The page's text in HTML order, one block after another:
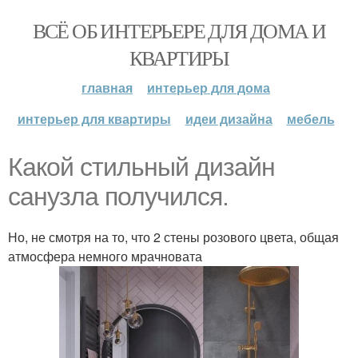
ВСЁ ОБ ИНТЕРЬЕРЕ ДЛЯ ДОМА И
КВАРТИРЫ
главная
интерьер для дома
интерьер для квартиры
идеи дизайна мебель
Какой стильный дизайн
санузла получился.
Но, не смотря на то, что 2 стены розового цвета, общая
атмосфера немного мрачновата